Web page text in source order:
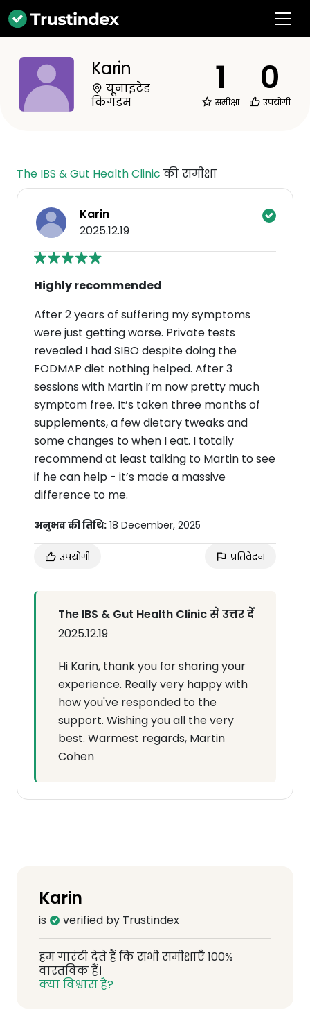
Karin
यूनाइटेड
किंगडम
1
समीक्षा
0
उपयोगी
The IBS & Gut Health Clinic की समीक्षा
Karin
2025.12.19
Highly recommended
After 2 years of suffering my symptoms
were just getting worse. Private tests
revealed I had SIBO despite doing the
FODMAP diet nothing helped. After 3
sessions with Martin I’m now pretty much
symptom free. It’s taken three months of
supplements, a few dietary tweaks and
some changes to when I eat. I totally
recommend at least talking to Martin to see
if he can help - it’s made a massive
difference to me.
अनुभव की तिथि: 18 December, 2025
उपयोगी प्रतिवेदन
The IBS & Gut Health Clinic से उत्तर दें
2025.12.19
Hi Karin, thank you for sharing your
experience. Really very happy with
how you've responded to the
support. Wishing you all the very
best. Warmest regards, Martin
Cohen
Karin
is verified by Trustindex
हम गारंटी देते हैं कि सभी समीक्षाएँ 100%
वास्तविक हैं।
क्या विश्वास है?